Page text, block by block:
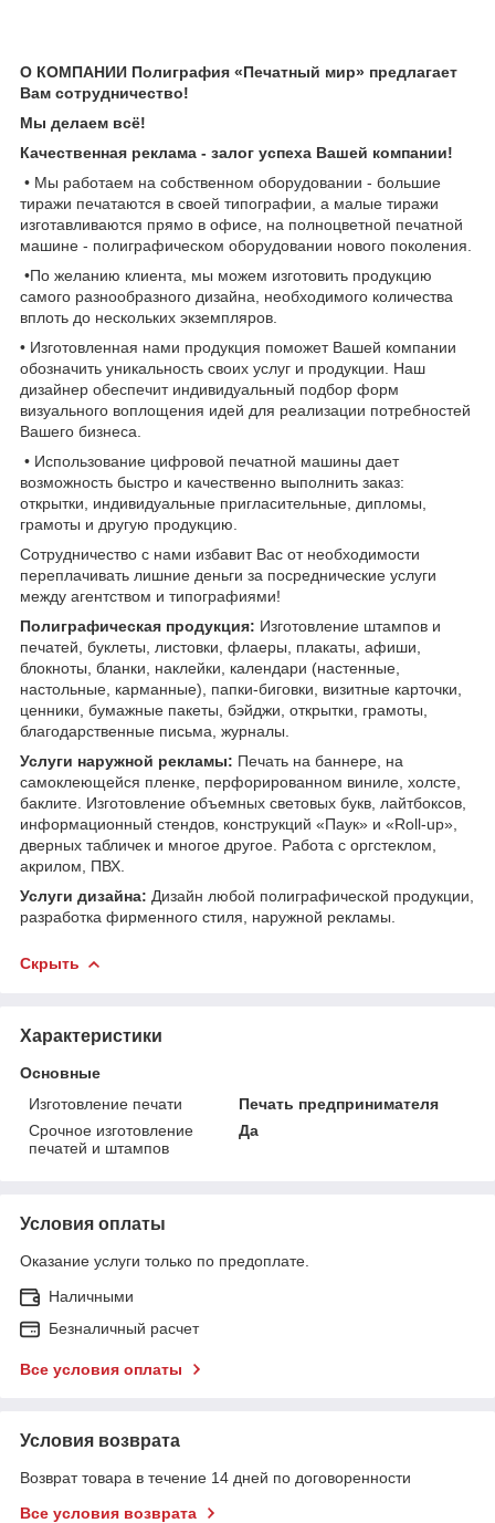
О КОМПАНИИ Полиграфия «Печатный мир» предлагает
Вам сотрудничество!
Мы делаем всё!
Качественная реклама - залог успеха Вашей компании!
• Мы работаем на собственном оборудовании - большие
тиражи печатаются в своей типографии, а малые тиражи
изготавливаются прямо в офисе, на полноцветной печатной
машине - полиграфическом оборудовании нового поколения.
•По желанию клиента, мы можем изготовить продукцию
самого разнообразного дизайна, необходимого количества
вплоть до нескольких экземпляров.
• Изготовленная нами продукция поможет Вашей компании
обозначить уникальность своих услуг и продукции. Наш
дизайнер обеспечит индивидуальный подбор форм
визуального воплощения идей для реализации потребностей
Вашего бизнеса.
• Использование цифровой печатной машины дает
возможность быстро и качественно выполнить заказ:
открытки, индивидуальные пригласительные, дипломы,
грамоты и другую продукцию.
Сотрудничество с нами избавит Вас от необходимости
переплачивать лишние деньги за посреднические услуги
между агентством и типографиями!
Полиграфическая продукция: Изготовление штампов и
печатей, буклеты, листовки, флаеры, плакаты, афиши,
блокноты, бланки, наклейки, календари (настенные,
настольные, карманные), папки-биговки, визитные карточки,
ценники, бумажные пакеты, бэйджи, открытки, грамоты,
благодарственные письма, журналы.
Услуги наружной рекламы: Печать на баннере, на
самоклеющейся пленке, перфорированном виниле, холсте,
баклите. Изготовление объемных световых букв, лайтбоксов,
информационный стендов, конструкций «Паук» и «Roll-up»,
дверных табличек и многое другое. Работа с оргстеклом,
акрилом, ПВХ.
Услуги дизайна: Дизайн любой полиграфической продукции,
разработка фирменного стиля, наружной рекламы.
Скрыть
Характеристики
Основные
Изготовление печати
Печать предпринимателя
Срочное изготовление
печатей и штампов
Да
Условия оплаты
Оказание услуги только по предоплате.
Наличными
Безналичный расчет
Все условия оплаты
Условия возврата
Возврат товара в течение 14 дней по договоренности
Все условия возврата